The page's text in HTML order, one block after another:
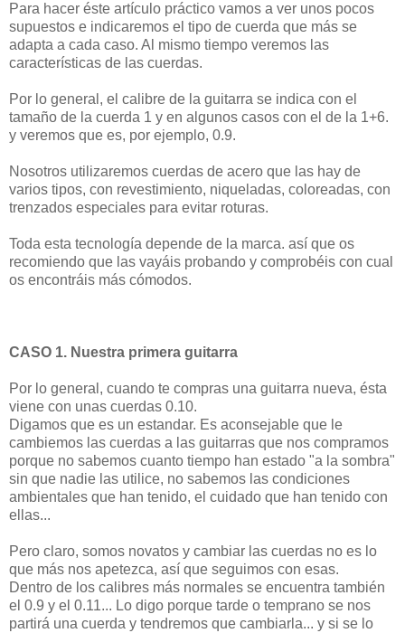
Para hacer éste artículo práctico vamos a ver unos pocos
supuestos e indicaremos el tipo de cuerda que más se
adapta a cada caso. Al mismo tiempo veremos las
características de las cuerdas.
Por lo general, el calibre de la guitarra se indica con el
tamaño de la cuerda 1 y en algunos casos con el de la 1+6.
y veremos que es, por ejemplo, 0.9.
Nosotros utilizaremos cuerdas de acero que las hay de
varios tipos, con revestimiento, niqueladas, coloreadas, con
trenzados especiales para evitar roturas.
Toda esta tecnología depende de la marca. así que os
recomiendo que las vayáis probando y comprobéis con cual
os encontráis más cómodos.
CASO 1. Nuestra primera guitarra
Por lo general, cuando te compras una guitarra nueva, ésta
viene con unas cuerdas 0.10.
Digamos que es un estandar. Es aconsejable que le
cambiemos las cuerdas a las guitarras que nos compramos
porque no sabemos cuanto tiempo han estado "a la sombra"
sin que nadie las utilice, no sabemos las condiciones
ambientales que han tenido, el cuidado que han tenido con
ellas...
Pero claro, somos novatos y cambiar las cuerdas no es lo
que más nos apetezca, así que seguimos con esas.
Dentro de los calibres más normales se encuentra también
el 0.9 y el 0.11... Lo digo porque tarde o temprano se nos
partirá una cuerda y tendremos que cambiarla... y si se lo